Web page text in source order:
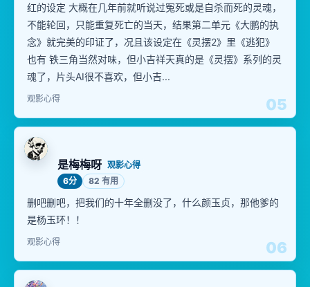
05
红的设定 大概在几年前就听说过冤死或是自杀而死的灵魂，
不能轮回，只能重复死亡的当天，结果第二单元《大鹏的执
念》就完美的印证了，况且该设定在《灵摆2》里《逃犯》
也有 铁三角当然对味，但小吉祥天真的是《灵摆》系列的灵
魂了，片头AI很不喜欢，但小吉...
观影心得
06
是梅梅呀 观影心得
6分
82 有用
删吧删吧，把我们的十年全删没了，什么颜玉贞，那他爹的
是杨玉环！！
观影心得